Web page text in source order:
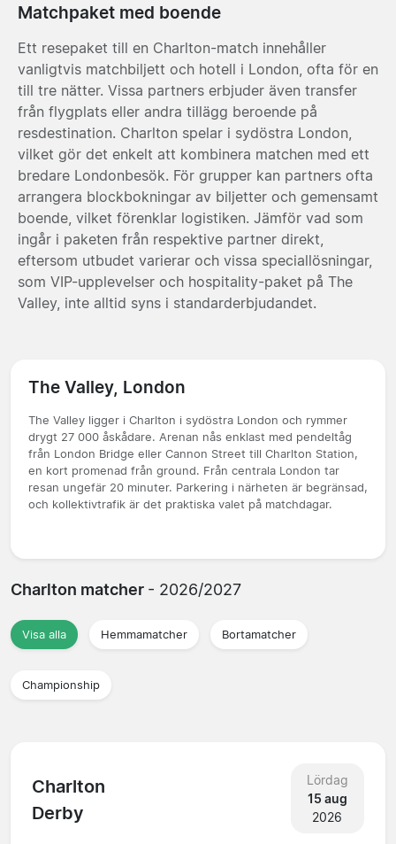
Matchpaket med boende
Ett resepaket till en Charlton-match innehåller
vanligtvis matchbiljett och hotell i London, ofta för en
till tre nätter. Vissa partners erbjuder även transfer
från flygplats eller andra tillägg beroende på
resdestination. Charlton spelar i sydöstra London,
vilket gör det enkelt att kombinera matchen med ett
bredare Londonbesök. För grupper kan partners ofta
arrangera blockbokningar av biljetter och gemensamt
boende, vilket förenklar logistiken. Jämför vad som
ingår i paketen från respektive partner direkt,
eftersom utbudet varierar och vissa speciallösningar,
som VIP-upplevelser och hospitality-paket på The
Valley, inte alltid syns i standarderbjudandet.
The Valley, London
The Valley ligger i Charlton i sydöstra London och rymmer
drygt 27 000 åskådare. Arenan nås enklast med pendeltåg
från London Bridge eller Cannon Street till Charlton Station,
en kort promenad från ground. Från centrala London tar
resan ungefär 20 minuter. Parkering i närheten är begränsad,
och kollektivtrafik är det praktiska valet på matchdagar.
Charlton matcher - 2026/2027
Visa alla Hemmamatcher Bortamatcher
Championship
Charlton
Derby
Lördag
15 aug
2026